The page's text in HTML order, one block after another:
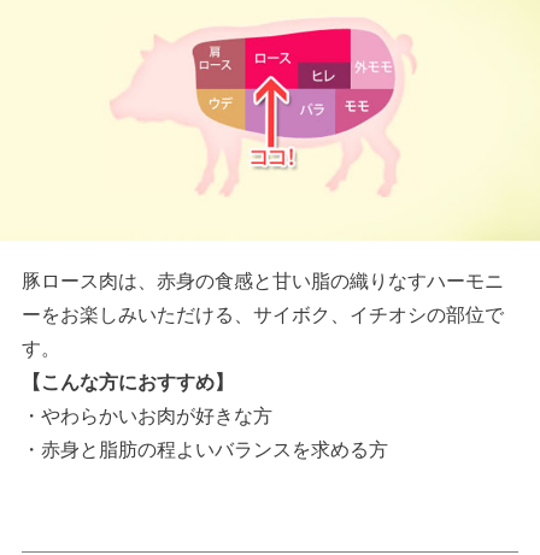
豚ロース肉は、赤身の食感と甘い脂の織りなすハーモニ
ーをお楽しみいただける、サイボク、イチオシの部位で
す。
【こんな方におすすめ】
・やわらかいお肉が好きな方
・赤身と脂肪の程よいバランスを求める方